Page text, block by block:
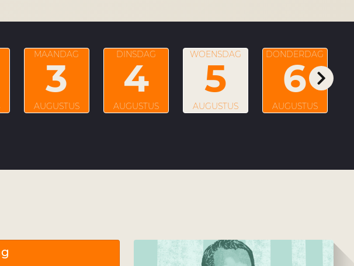
MAANDAG
3
AUGUSTUS
DINSDAG
4
AUGUSTUS
WOENSDAG
5
AUGUSTUS
DONDERDAG
6
AUGUSTUS